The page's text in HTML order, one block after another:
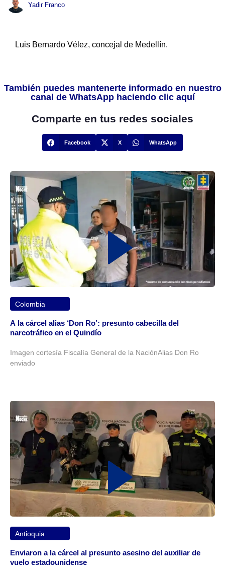
Yadir Franco
Luis Bernardo Vélez, concejal de Medellín.
También puedes mantenerte informado en nuestro
canal de WhatsApp haciendo clic aquí
Comparte en tus redes sociales
Facebook X WhatsApp
Colombia
A la cárcel alias ‘Don Ro’: presunto cabecilla del
narcotráfico en el Quindío
Imagen cortesía Fiscalía General de la NaciónAlias Don Ro
enviado
Antioquia
Enviaron a la cárcel al presunto asesino del auxiliar de
vuelo estadounidense